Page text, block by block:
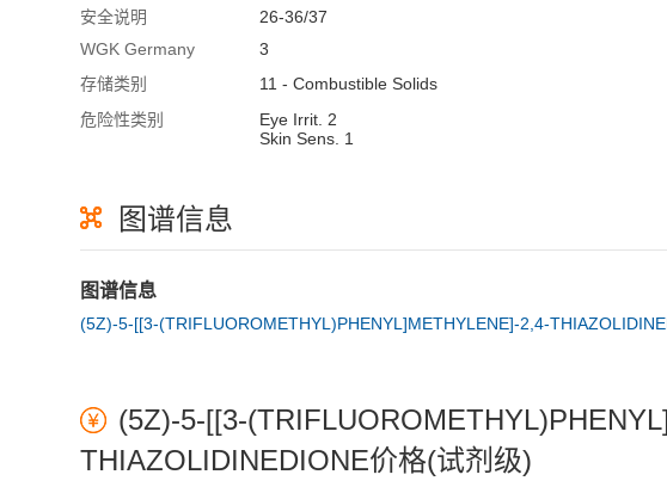
安全说明
26-36/37
WGK Germany
3
存储类别
11 - Combustible Solids
危险性类别
Eye Irrit. 2
Skin Sens. 1
图谱信息
图谱信息
(5Z)-5-[[3-(TRIFLUOROMETHYL)PHENYL]METHYLENE]-2,4-
(5Z)-5-[[3-
THIAZOLIDINEDIONE价格(试剂级)